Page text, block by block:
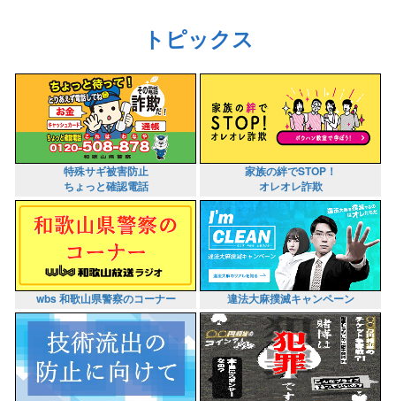
トピックス
特殊サギ被害防止
ちょっと確認電話
家族の絆でSTOP！
オレオレ詐欺
wbs 和歌山県警察のコーナー 違法大麻撲滅キャンペーン